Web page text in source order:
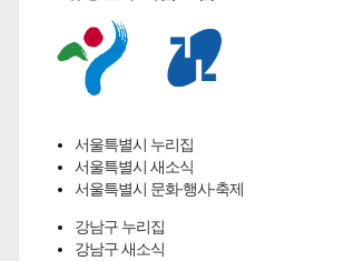
서울특별시 누리집
서울특별시 새소식
서울특별시 문화·행사·축제
강남구 누리집
강남구 새소식